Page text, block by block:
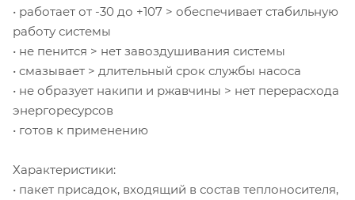
• работает от -30 до +107 > обеспечивает стабильную
работу системы
• не пенится > нет завоздушивания системы
• смазывает > длительный срок службы насоса
• не образует накипи и ржавчины > нет перерасхода
энергоресурсов
• готов к применению
Характеристики:
• пакет присадок, входящий в состав теплоносителя,